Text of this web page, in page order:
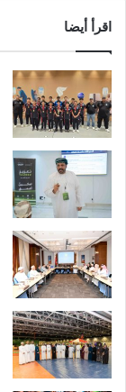
اقرأ أيضا